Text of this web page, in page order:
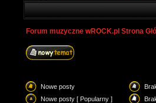
Forum muzyczne wROCK.pl Strona
Nowe posty
Nowe posty [ Popularny ]